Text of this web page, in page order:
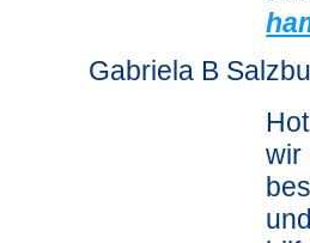
Gabriela B
wir